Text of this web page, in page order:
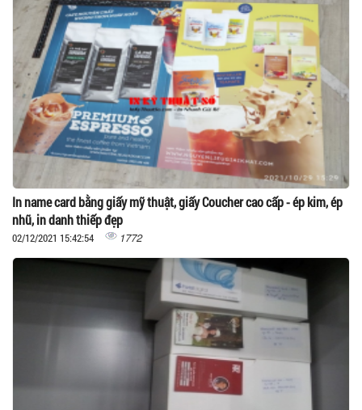
In name card bằng giấy mỹ thuật, giấy Coucher cao cấp - ép kim, ép
nhũ, in danh thiếp đẹp
02/12/2021 15:42:54 1772